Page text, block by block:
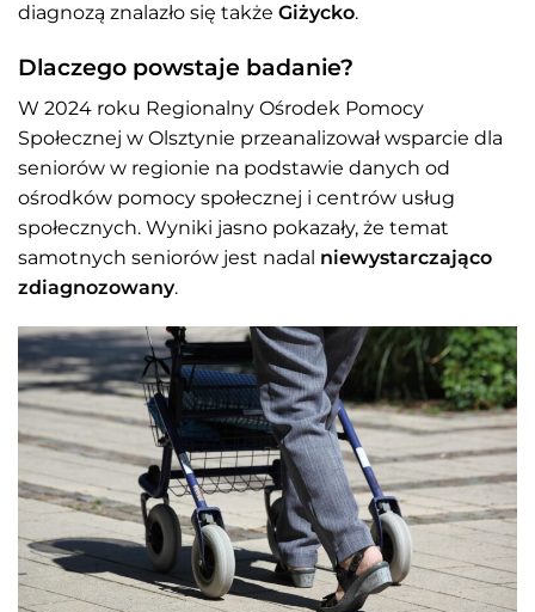
diagnozą znalazło się także Giżycko.
Dlaczego powstaje badanie?
W 2024 roku Regionalny Ośrodek Pomocy
Społecznej w Olsztynie przeanalizował wsparcie dla
seniorów w regionie na podstawie danych od
ośrodków pomocy społecznej i centrów usług
społecznych. Wyniki jasno pokazały, że temat
samotnych seniorów jest nadal niewystarczająco
zdiagnozowany.